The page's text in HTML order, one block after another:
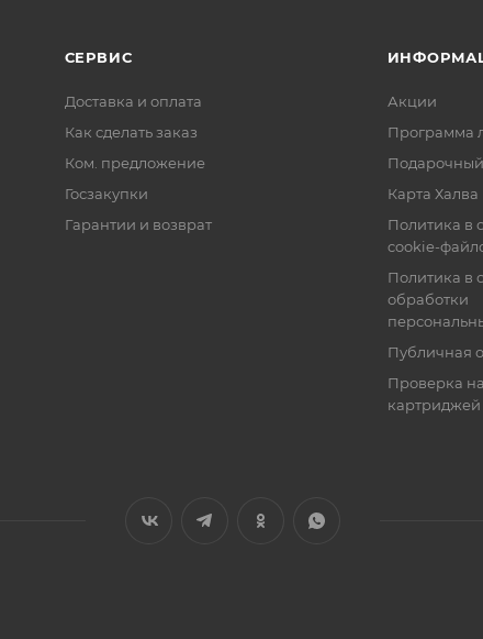
СЕРВИС
Доставка и оплата
Как сделать заказ
Ком. предложение
Госзакупки
Гарантии и возврат
Акции
Программа
Карта Халва
Политика в
cookie-
Политика в
обработки
Публичная
Проверка
картриджей